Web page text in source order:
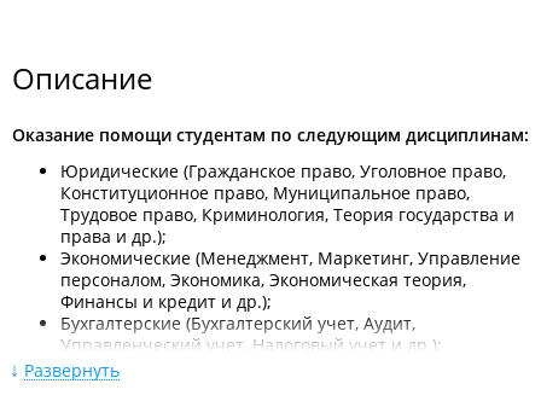
Описание
Оказание помощи студентам по следующим дисциплинам:
Юридические (Гражданское право, Уголовное право,
Конституционное право, Муниципальное право,
Трудовое право, Криминология, Теория государства и
права и др.);
Экономические (Менеджмент, Маркетинг, Управление
персоналом, Экономика, Экономическая теория,
Финансы и кредит и др.);
Бухгалтерские (Бухгалтерский учет, Аудит,
Управленческий учет, Налоговый учет и др.);
Гуманитарные (История, Политология, Философия,
Культурология, Психология, Филология, Русский язык,
Развернуть